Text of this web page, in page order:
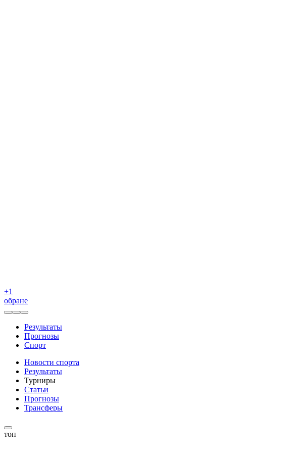
+1
обране
Результаты
Прогнозы
Спорт
Новости спорта
Результаты
Турниры
Статьи
Прогнозы
Трансферы
топ